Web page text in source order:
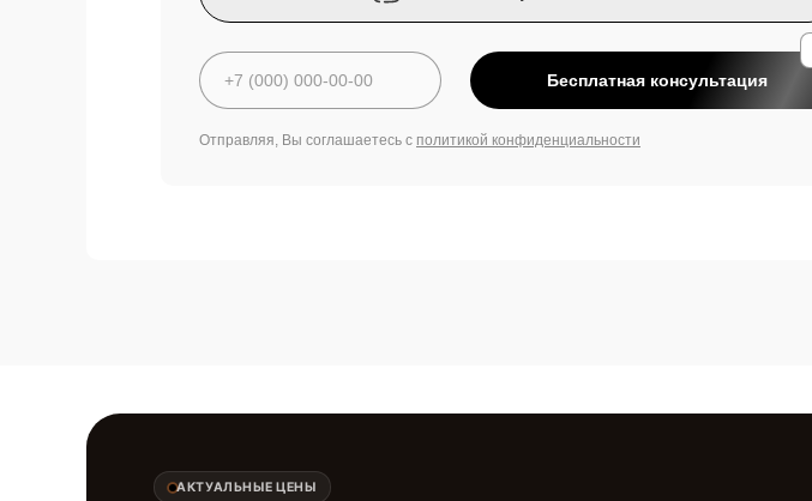
Бесплатная консультация
Отправляя, Вы соглашаетесь с политикой конфиденциальности
АКТУАЛЬНЫЕ ЦЕНЫ